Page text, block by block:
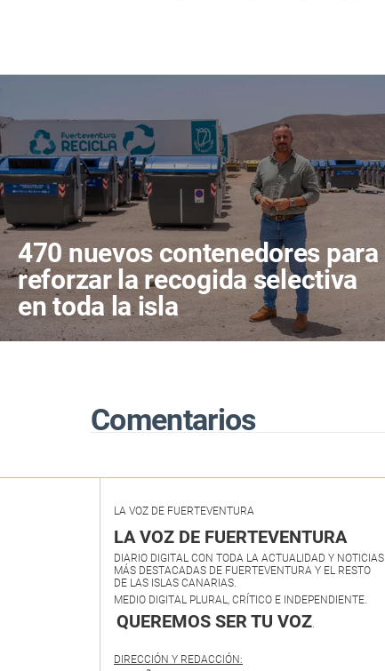
470 nuevos contenedores para
reforzar la recogida selectiva
en toda la isla
Comentarios
LA VOZ DE FUERTEVENTURA
LA VOZ DE FUERTEVENTURA
DIARIO DIGITAL CON TODA LA ACTUALIDAD Y NOTICIAS
MÁS DESTACADAS DE FUERTEVENTURA Y EL RESTO
DE LAS ISLAS CANARIAS.
MEDIO DIGITAL PLURAL, CRÍTICO E INDEPENDIENTE.
QUEREMOS SER TU VOZ.
DIRECCIÓN Y REDACCIÓN: